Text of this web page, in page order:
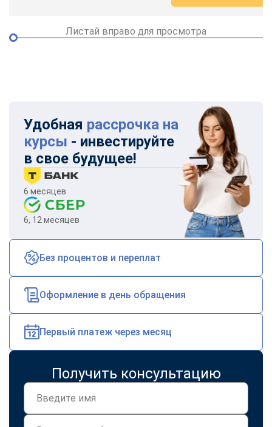
Листай вправо для просмотра
Удобная рассрочка на
курсы - инвестируйте
в свое будущее!
6 месяцев
6, 12 месяцев
Без процентов и переплат
Оформление в день обращения
Первый платеж через месяц
Получить консультацию
ChatApp
online
Мессенджеры
Max